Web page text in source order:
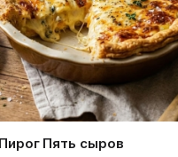
Пирог Пять сыров